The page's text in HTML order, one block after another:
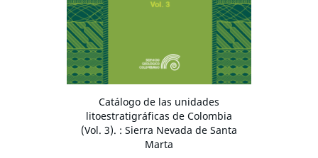
Catálogo de las unidades
litoestratigráficas de Colombia
(Vol. 3). : Sierra Nevada de Santa
Marta